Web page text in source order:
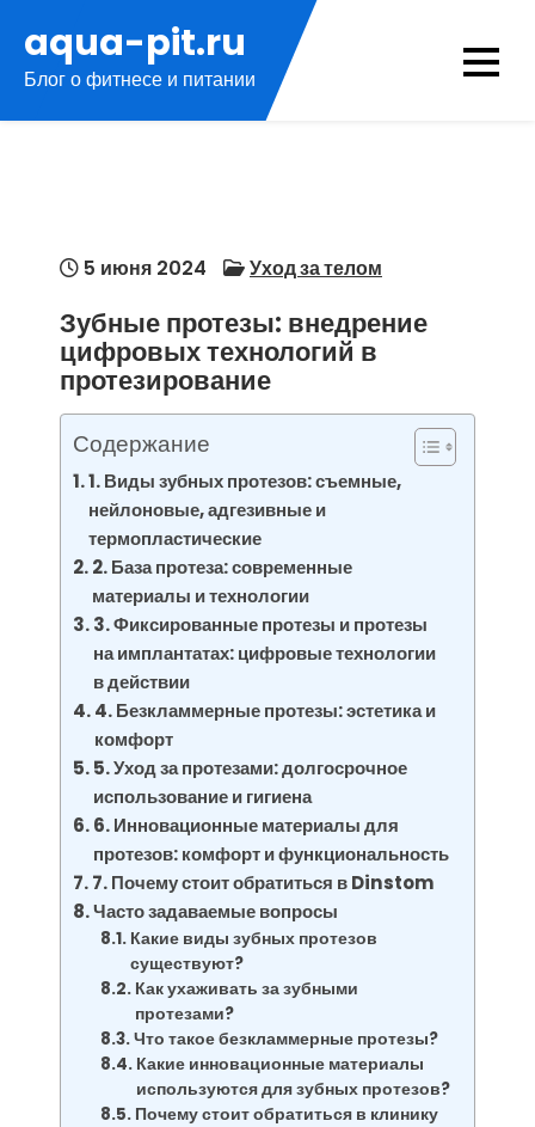
содержимому
aqua-pit.ru
Блог о фитнесе и питании
5 июня 2024 Уход за телом
Зубные протезы: внедрение
цифровых технологий в
протезирование
Содержание
1. Виды зубных протезов: съемные,
нейлоновые, адгезивные и
термопластические
2. База протеза: современные
материалы и технологии
3. Фиксированные протезы и протезы
на имплантатах: цифровые технологии
в действии
4. Безкламмерные протезы: эстетика и
комфорт
5. Уход за протезами: долгосрочное
использование и гигиена
6. Инновационные материалы для
протезов: комфорт и функциональность
7. Почему стоит обратиться в Dinstom
Часто задаваемые вопросы
Какие виды зубных протезов
существуют?
Как ухаживать за зубными
протезами?
Что такое безкламмерные протезы?
Какие инновационные материалы
используются для зубных протезов?
Почему стоит обратиться в клинику